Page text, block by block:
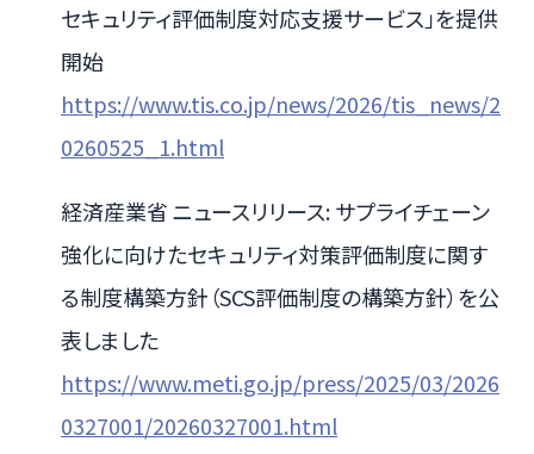
セキュリティ評価制度対応支援サービス」を提供
開始
https://www.tis.co.jp/news/2026/tis_news/2
0260525_1.html
経済産業省 ニュースリリース: サプライチェーン
強化に向けたセキュリティ対策評価制度に関す
る制度構築方針（SCS評価制度の構築方針）を公
表しました
https://www.meti.go.jp/press/2025/03/2026
0327001/20260327001.html